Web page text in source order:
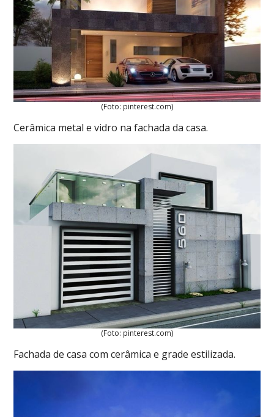
(Foto: pinterest.com)
Cerâmica metal e vidro na fachada da casa.
(Foto: pinterest.com)
Fachada de casa com cerâmica e grade estilizada.